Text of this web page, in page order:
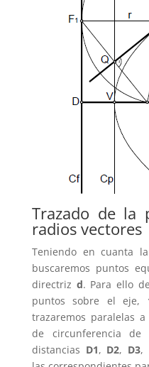
Trazado de la
radios vectores
Teniendo en cuanta
buscaremos puntos
directriz d. Para ello
puntos sobre el eje,
trazaremos paralelas
de circunferencia
distancias D1, D2, D3,